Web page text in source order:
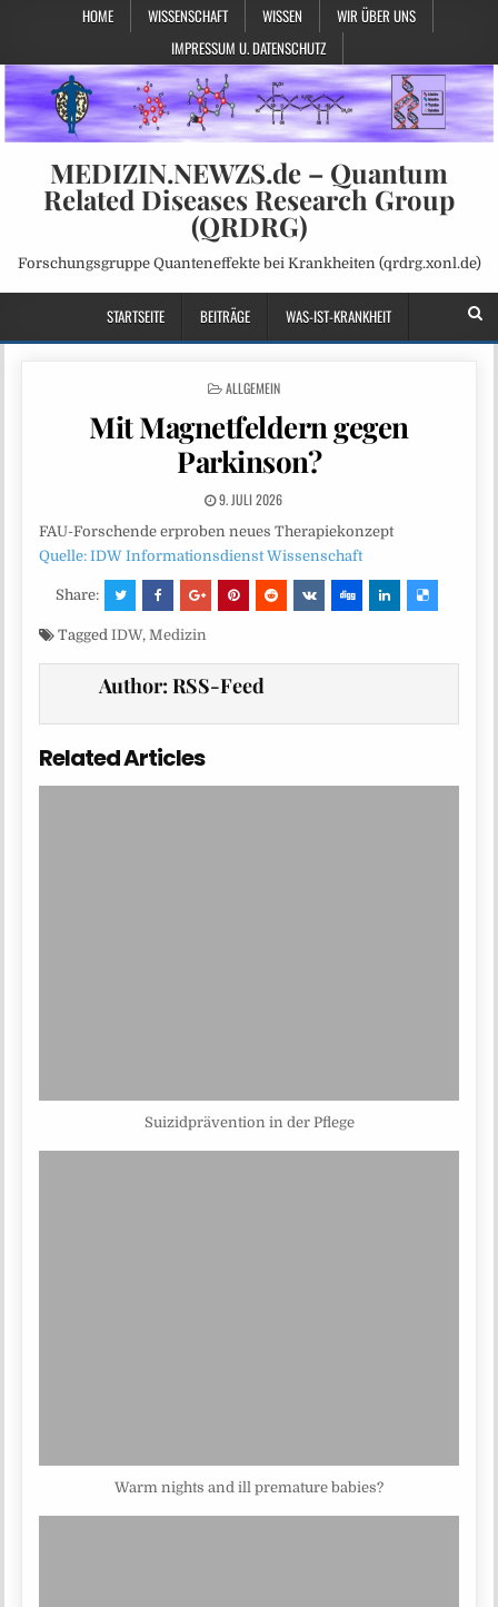
HOME WISSENSCHAFT WISSEN
WIR ÜBER UNS
IMPRESSUM U. DATENSCHUTZ
MEDIZIN.NEWZS.de – Quantum
Related Diseases Research Group
(QRDRG)
Forschungsgruppe Quanteneffekte bei Krankheiten (qrdrg.xonl.de)
STARTSEITE BEITRÄGE WAS-IST-KRANKHEIT
POSTED
ALLGEMEIN
Mit Magnetfeldern gegen
Parkinson?
9. JULI 2026
FAU-Forschende erproben neues Therapiekonzept
Quelle: IDW Informationsdienst Wissenschaft
Share:
TaggedIDW,Medizin
Author:RSS-Feed
Related Articles
Suizidprävention in der Pflege
Warm nights and ill premature babies?